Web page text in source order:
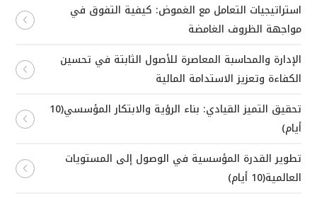
استراتيجيات التعامل مع الغموض: كيفية التفوق في
مواجهة الظروف الغامضة
الإدارة والمحاسبة المعاصرة للأصول الثابتة في تحسين
الكفاءة وتعزيز الاستدامة المالية
تحقيق التميز القيادي: بناء الرؤية والابتكار المؤسسي(10
أيام)
تطوير القدرة المؤسسية في الوصول إلى المستويات
العالمية(10 أيام)